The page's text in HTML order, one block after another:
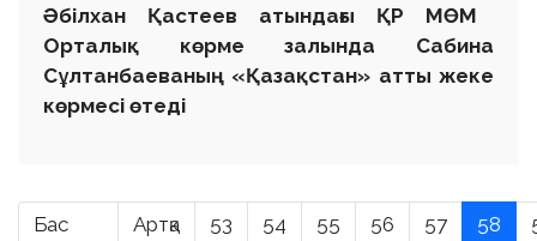
Әбілхан Қастеев атындағы ҚР МӨМ
Орталық көрме залында Сабина
Сұлтанбаеваның «Қазақстан» атты жеке
көрмесі өтеді
Бас
Артқа 53 54 55 56 57 58